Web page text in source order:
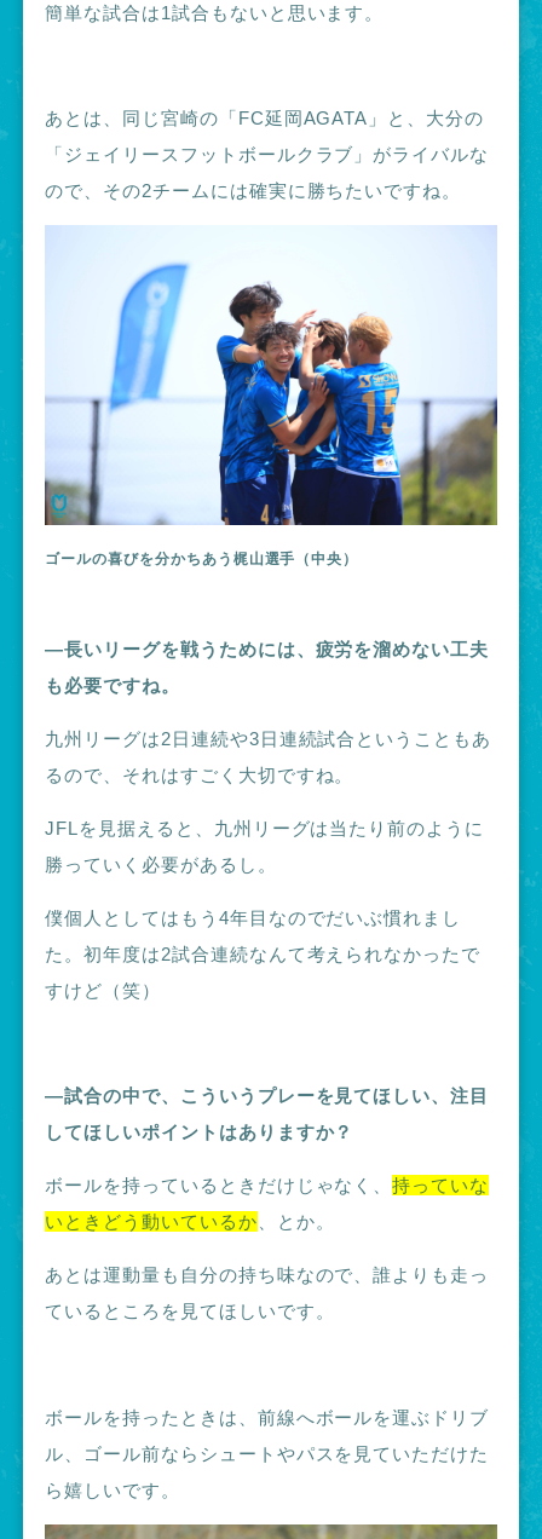
簡単な試合は1試合もないと思います。
あとは、同じ宮崎の「FC延岡AGATA」と、大分の
「ジェイリースフットボールクラブ」がライバルな
ので、その2チームには確実に勝ちたいですね。
ゴールの喜びを分かちあう梶山選手（中央）
―長いリーグを戦うためには、疲労を溜めない工夫
も必要ですね。
九州リーグは2日連続や3日連続試合ということもあ
るので、それはすごく大切ですね。
JFLを見据えると、九州リーグは当たり前のように
勝っていく必要があるし。
僕個人としてはもう4年目なのでだいぶ慣れまし
た。初年度は2試合連続なんて考えられなかったで
すけど（笑）
―試合の中で、こういうプレーを見てほしい、注目
してほしいポイントはありますか？
ボールを持っているときだけじゃなく、持っていな
いときどう動いているか、とか。
あとは運動量も自分の持ち味なので、誰よりも走っ
ているところを見てほしいです。
ボールを持ったときは、前線へボールを運ぶドリブ
ル、ゴール前ならシュートやパスを見ていただけた
ら嬉しいです。